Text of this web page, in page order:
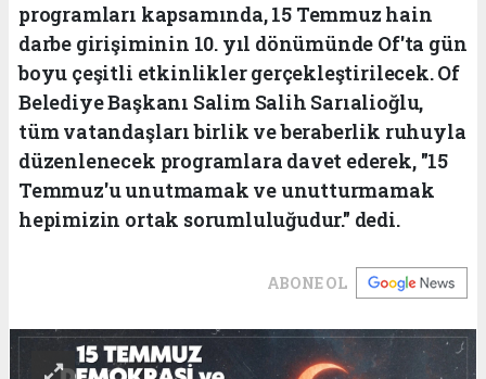
programları kapsamında, 15 Temmuz hain
darbe girişiminin 10. yıl dönümünde Of'ta gün
boyu çeşitli etkinlikler gerçekleştirilecek. Of
Belediye Başkanı Salim Salih Sarıalioğlu,
tüm vatandaşları birlik ve beraberlik ruhuyla
düzenlenecek programlara davet ederek, "15
Temmuz'u unutmamak ve unutturmamak
hepimizin ortak sorumluluğudur." dedi.
ABONE OL